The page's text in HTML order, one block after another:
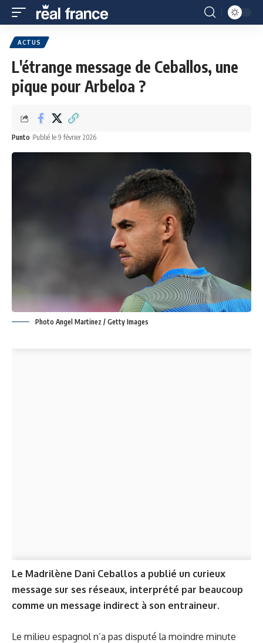
ACTUS
L'étrange message de Ceballos, une
pique pour Arbeloa ?
Punto Publié le 9 février 2026
Photo Angel Martinez / Getty Images
Le Madrilène Dani Ceballos a publié un curieux
message sur ses réseaux, interprété par beaucoup
comme un message indirect à son entraineur.
Le milieu espagnol n’a pas disputé la moindre minute